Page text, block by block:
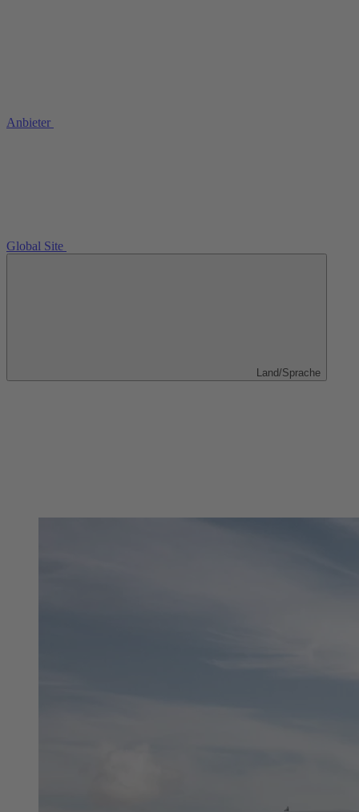
Anbieter
Global Site
Land/Sprache